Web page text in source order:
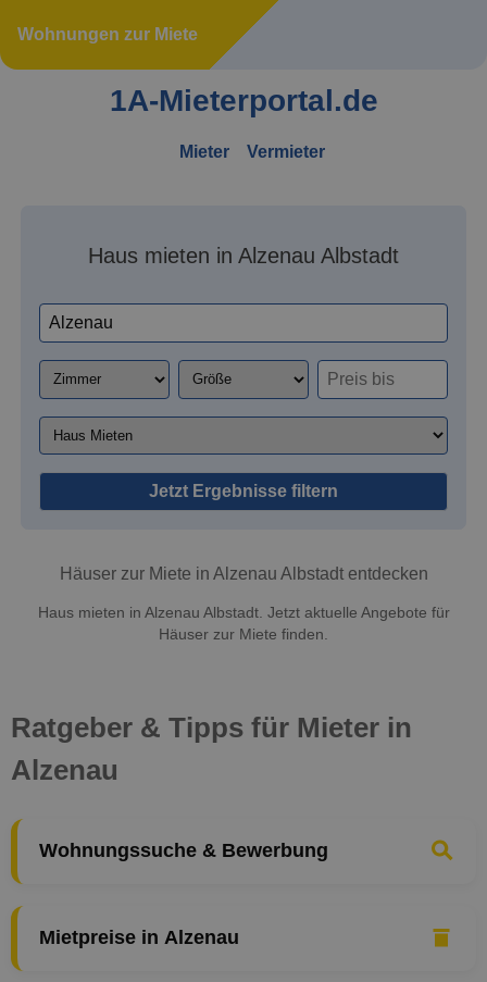
Wohnungen zur Miete
1A-Mieterportal.de
Mieter Vermieter
Haus mieten in Alzenau Albstadt
Jetzt Ergebnisse filtern
Häuser zur Miete in Alzenau Albstadt entdecken
Haus mieten in Alzenau Albstadt. Jetzt aktuelle Angebote für
Häuser zur Miete finden.
Ratgeber & Tipps für Mieter in
Alzenau
Wohnungssuche & Bewerbung
Mietpreise in Alzenau